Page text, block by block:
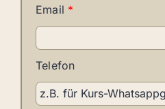
Email *
Telefon